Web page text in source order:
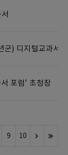
) 디지털교과서
포럼' 초청장
9 10